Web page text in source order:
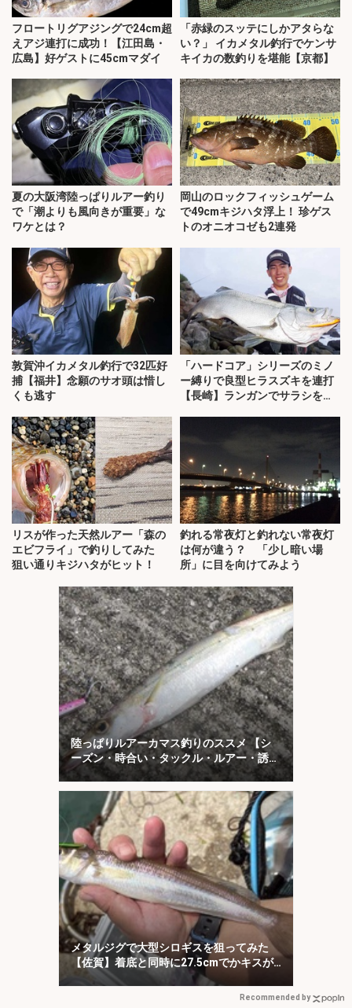
フロートリグアジングで24cm超
えアジ連打に成功！【江田島・
広島】好ゲストに45cmマダイ
「赤緑のスッテにしかアタらな
い？」 イカメタル釣行でケンサ
キイカの数釣りを堪能【京都】
夏の大阪湾陸っぱりルアー釣り
で「潮よりも風向きが重要」な
ワケとは？
岡山のロックフィッシュゲーム
で49cmキジハタ浮上！ 珍ゲス
トのオニオコゼも2連発
敦賀沖イカメタル釣行で32匹好
捕【福井】念願のサオ頭は惜し
くも逃す
「ハードコア」シリーズのミノ
ー縛りで良型ヒラスズキを連打
【長崎】ランガンでサラシを攻
リスが作った天然ルアー「森の
エビフライ」で釣りしてみた
狙い通りキジハタがヒット！
釣れる常夜灯と釣れない常夜灯
は何が違う？ 「少し暗い場
所」に目を向けてみよう
陸っぱりルアーカマス釣りのススメ 【シ
ーズン・時合い・タックル・ルアー・誘い
方を解説】
メタルジグで大型シロギスを狙ってみた
【佐賀】着底と同時に27.5cmでかキスが
ヒット！
Recommended by